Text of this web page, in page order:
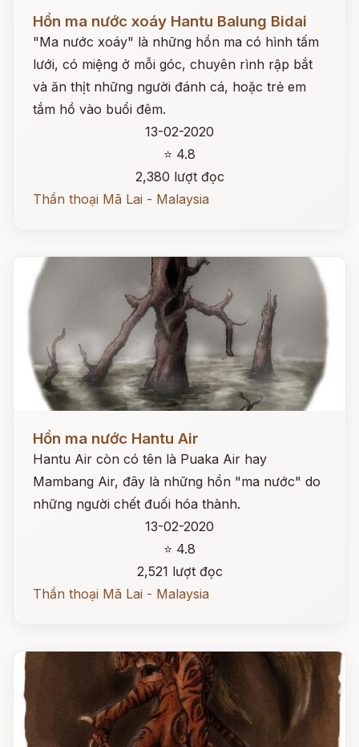
Đọc ngay
Hồn ma nước xoáy Hantu Balung Bidai
"Ma nước xoáy" là những hồn ma có hình tấm
lưới, có miệng ở mỗi góc, chuyên rình rập bắt
và ăn thịt những người đánh cá, hoặc trẻ em
tắm hồ vào buổi đêm.
13-02-2020
⭐ 4.8
2,380 lượt đọc
Thần thoại Mã Lai - Malaysia
Đọc ngay
Hồn ma nước Hantu Air
Hantu Air còn có tên là Puaka Air hay
Mambang Air, đây là những hồn "ma nước" do
những người chết đuối hóa thành.
13-02-2020
⭐ 4.8
2,521 lượt đọc
Thần thoại Mã Lai - Malaysia